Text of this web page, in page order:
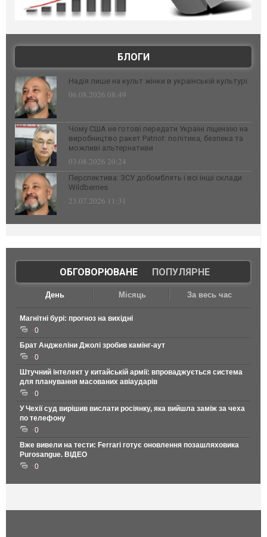
БЛОГИ
Надія лише на культ жінки в українській культурі
06.08.2026 08:49
Чому США не готові передати Україні ліцензію на
виробництво ракет Patriot: політика, безпека та
можливі альтернативи
03.08.2026 20:24
Перспектива: ЗСУ добомблять і всі інші склади
Wildberries
23.07.2026 11:31
ОБГОВОРЮВАНЕ| ПОПУЛЯРНЕ
День Місяць За весь час
Магнітні бурі: прогноз на вихідні
0
Брат Анджеліни Джолі зробив камінг-аут
0
Штучний інтелект у китайській армії: впроваджується система
для планування масованих авіаударів
0
У Чехії суд вирішив вислати росіянку, яка вийшла заміж за чеха
по телефону
0
Вже вивели на тести: Ferrari готує оновлення позашляховика
Purosangue. ВІДЕО
0